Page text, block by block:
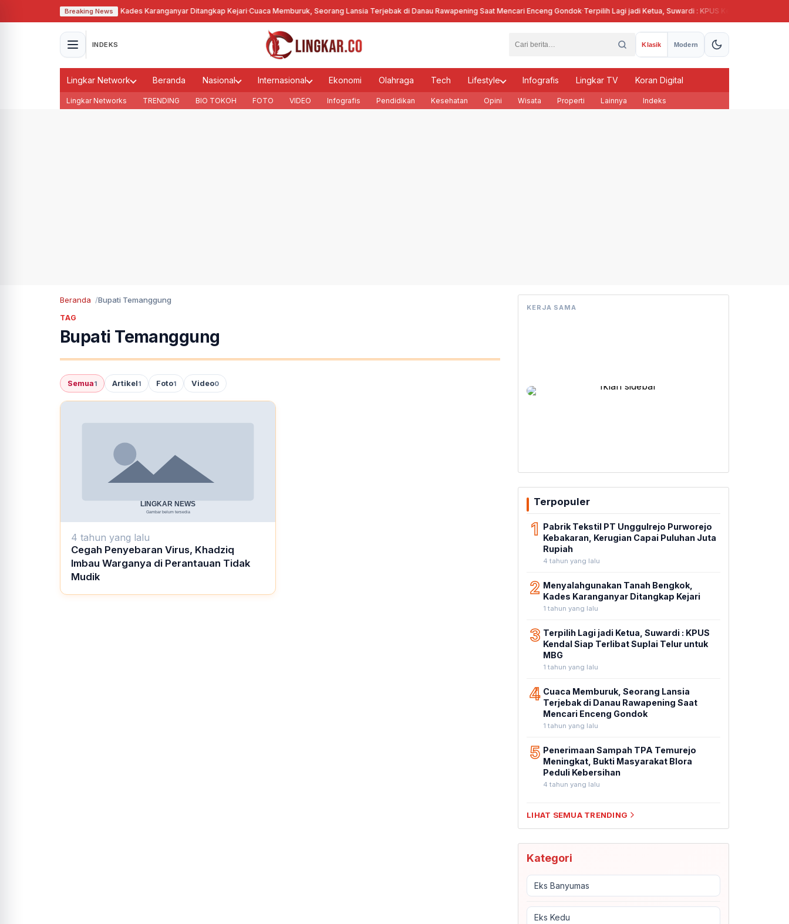
Breaking News
Tanah Bengkok, Kades Karanganyar Ditangkap Kejari·Cuaca Memburuk, Seorang Lansia Terjebak di Danau Rawapening Saat Mencari Enceng Gondok·Terpilih Lagi jadi Ketua, Suwardi : KPUS Kendal Siap Terlibat
INDEKS Klasik Modern
Lingkar Network Beranda Nasional Internasional Ekonomi Olahraga Tech Lifestyle Infografis Lingkar TV Koran Digital
Lingkar Networks TRENDING BIO TOKOH FOTO VIDEO Infografis Pendidikan Kesehatan Opini Wisata Properti Lainnya Indeks
Beranda Bupati Temanggung
TAG
Bupati Temanggung
Semua1 Artikel1 Foto1 Video0
4 tahun yang lalu
Cegah Penyebaran Virus, Khadziq
Imbau Warganya di Perantauan Tidak
Mudik
KERJA SAMA
Terpopuler
1 Pabrik Tekstil PT Unggulrejo Purworejo
Kebakaran, Kerugian Capai Puluhan Juta
Rupiah
4 tahun yang lalu
2 Menyalahgunakan Tanah Bengkok,
Kades Karanganyar Ditangkap Kejari
1 tahun yang lalu
3 Terpilih Lagi jadi Ketua, Suwardi : KPUS
Kendal Siap Terlibat Suplai Telur untuk
MBG
1 tahun yang lalu
4 Cuaca Memburuk, Seorang Lansia
Terjebak di Danau Rawapening Saat
Mencari Enceng Gondok
1 tahun yang lalu
5 Penerimaan Sampah TPA Temurejo
Meningkat, Bukti Masyarakat Blora
Peduli Kebersihan
4 tahun yang lalu
LIHAT SEMUA TRENDING
Kategori
Eks Banyumas
Eks Kedu